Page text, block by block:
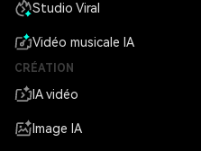
Studio Viral
Vidéo musicale IA
CRÉATION
IA vidéo
Image IA